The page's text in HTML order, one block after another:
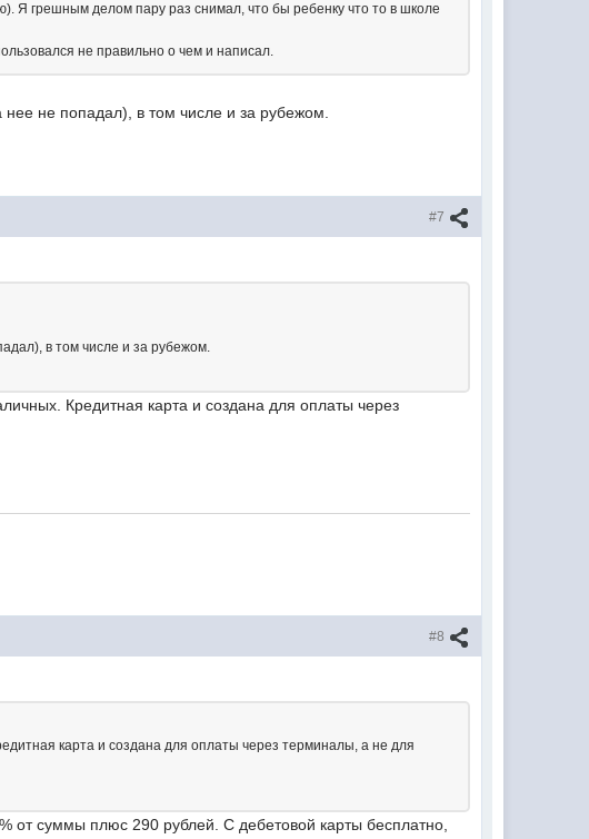
Я грешным делом пару раз снимал, что бы ребенку что то в школе
не правильно о чем и написал.
не попадал), в том числе и за рубежом.
#7
в том числе и за рубежом.
Кредитная карта и создана для оплаты через
#8
карта и создана для оплаты через терминалы, а не для
суммы плюс 290 рублей. С дебетовой карты бесплатно,